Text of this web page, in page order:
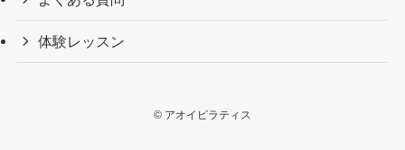
体験レッスン
© アオイピラティス